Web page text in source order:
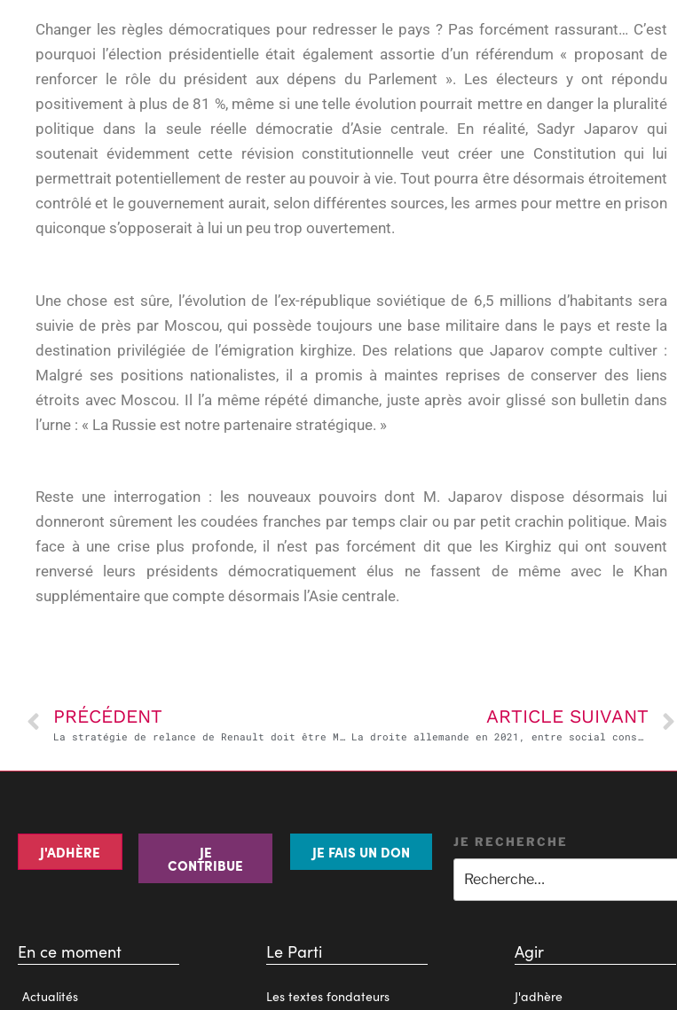
Changer les règles démocratiques pour redresser le pays ? Pas forcément rassurant… C’est
pourquoi l’élection présidentielle était également assortie d’un référendum « proposant de
renforcer le rôle du président aux dépens du Parlement ». Les électeurs y ont répondu
positivement à plus de 81 %, même si une telle évolution pourrait mettre en danger la pluralité
politique dans la seule réelle démocratie d’Asie centrale. En réalité, Sadyr Japarov qui
soutenait évidemment cette révision constitutionnelle veut créer une Constitution qui lui
permettrait potentiellement de rester au pouvoir à vie. Tout pourra être désormais étroitement
contrôlé et le gouvernement aurait, selon différentes sources, les armes pour mettre en prison
quiconque s’opposerait à lui un peu trop ouvertement.
Une chose est sûre, l’évolution de l’ex-république soviétique de 6,5 millions d’habitants sera
suivie de près par Moscou, qui possède toujours une base militaire dans le pays et reste la
destination privilégiée de l’émigration kirghize. Des relations que Japarov compte cultiver :
Malgré ses positions nationalistes, il a promis à maintes reprises de conserver des liens
étroits avec Moscou. Il l’a même répété dimanche, juste après avoir glissé son bulletin dans
l’urne : « La Russie est notre partenaire stratégique. »
Reste une interrogation : les nouveaux pouvoirs dont M. Japarov dispose désormais lui
donneront sûrement les coudées franches par temps clair ou par petit crachin politique. Mais
face à une crise plus profonde, il n’est pas forcément dit que les Kirghiz qui ont souvent
renversé leurs présidents démocratiquement élus ne fassent de même avec le Khan
supplémentaire que compte désormais l’Asie centrale.
PRÉCÉDENT
La stratégie de relance de Renault doit être Made in France
ARTICLE SUIVANT
La droite allemande en 2021, entre social conservatisme, néolibéralisme et retour du nationalisme
J'ADHÈRE JE
CONTRIBUE
JE FAIS UN DON
JE RECHERCHE
En ce moment
Actualités
Le Parti
Les textes fondateurs
Agir
J'adhère